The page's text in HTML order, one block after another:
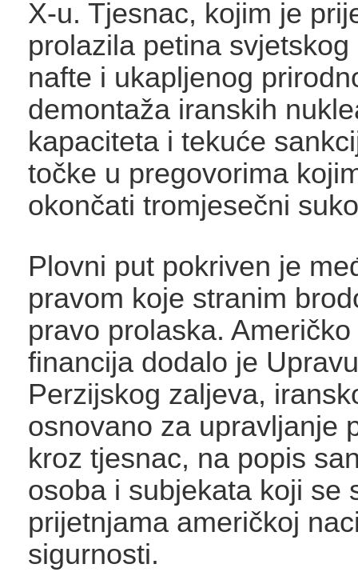
X-u. Tjesnac, kojim je
prolazila petina
nafte i ukapljenog
demontaža iranskih
kapaciteta i tekuće
točke u pregovorima
okončati tromjesečni
Plovni put pokriven je
pravom koje stranim
pravo prolaska.
financija dodalo je
Perzijskog zaljeva,
osnovano za upravljanje
kroz tjesnac, na popis
osoba i subjekata koji se
prijetnjama američkoj
sigurnosti.